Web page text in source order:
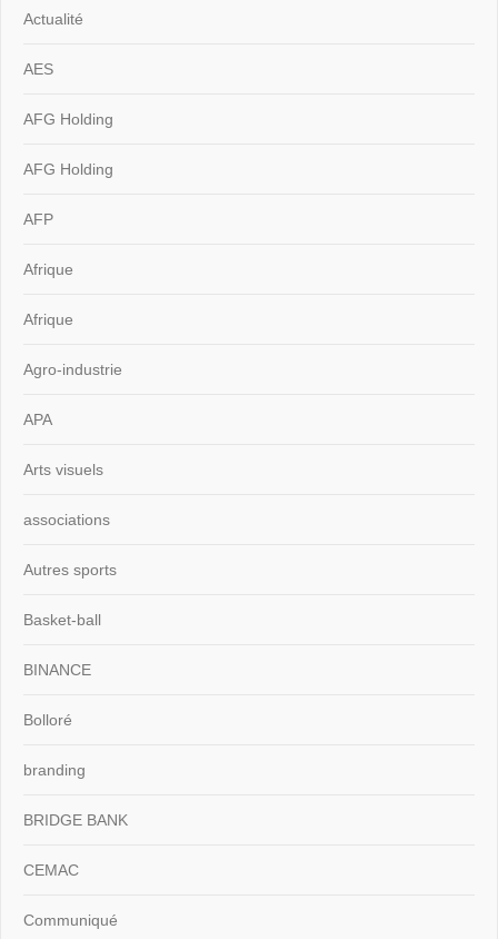
Actualité
AES
AFG Holding
AFG Holding
AFP
Afrique
Afrique
Agro-industrie
APA
Arts visuels
associations
Autres sports
Basket-ball
BINANCE
Bolloré
branding
BRIDGE BANK
CEMAC
Communiqué